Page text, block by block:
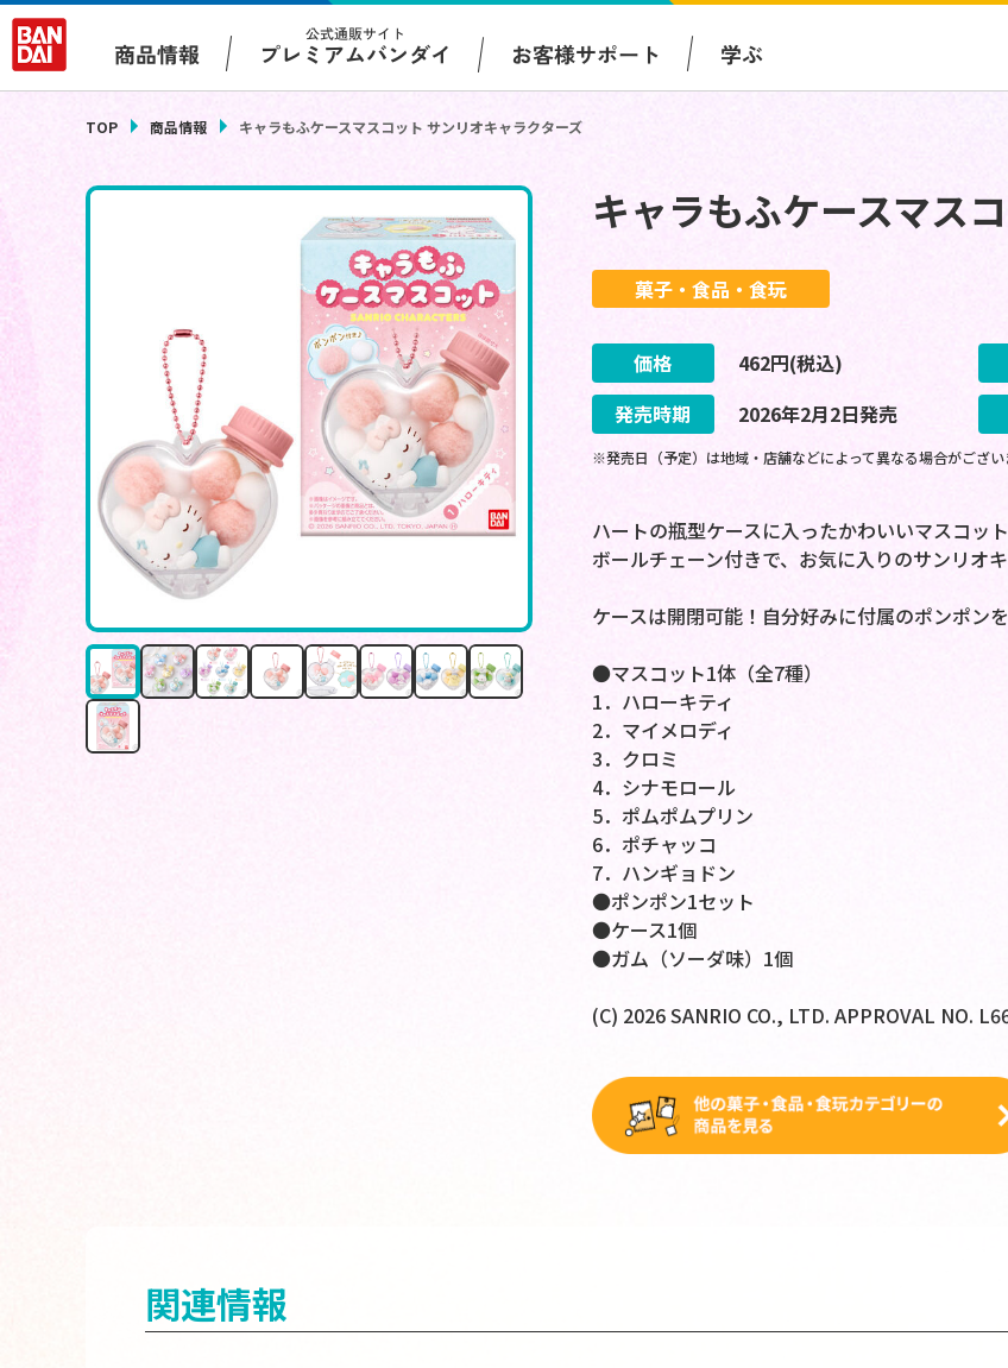
商品情報
公式通販サイト
プレミアムバンダイ お客様サポート 学ぶ
TOP 商品情報 キャラもふケースマスコット サンリオキャラクターズ
キャラもふケースマス
菓子・食品・食玩
価格 462円(税込)
発売時期
2026年2月2日発売
※発売日（予定）は地域・店舗などによって異なる場合がござい
ハートの瓶型ケースに入ったかわいいマスコッ
ボールチェーン付きで、お気に入りのサンリオ
ケースは開閉可能！自分好みに付属のポンポン
●マスコット1体（全7種）
1．ハローキティ
2．マイメロディ
3．クロミ
4．シナモロール
5．ポムポムプリン
6．ポチャッコ
7．ハンギョドン
●ポンポン1セット
●ケース1個
●ガム（ソーダ味）1個
(C) 2026 SANRIO CO., LTD. APPROVAL NO.
関連情報